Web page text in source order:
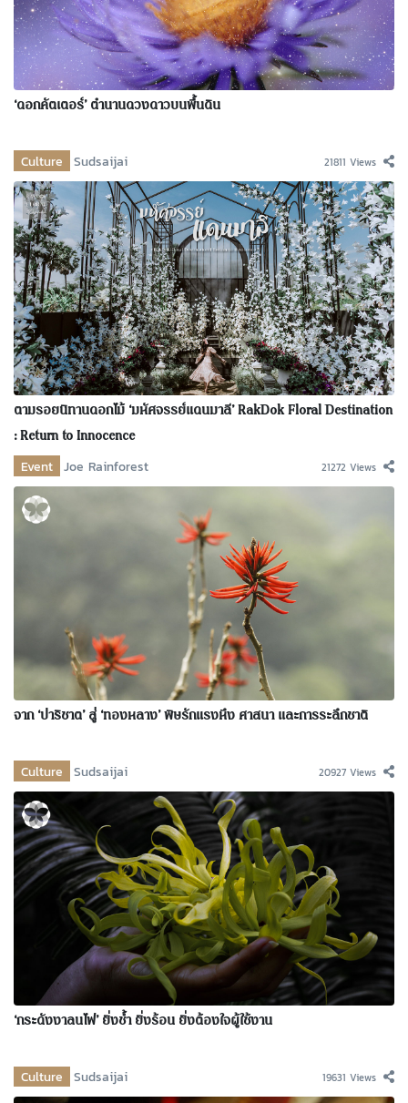
‘ดอกคัตเตอร์’ ตำนานดวงดาวบนพื้นดิน
Culture Sudsaijai 21811 Views
ตามรอยนิทานดอกไม้ ‘มหัศจรรย์แดนมาลี’ RakDok Floral Destination
: Return to Innocence
Event Joe Rainforest 21272 Views
จาก ‘ปาริชาต’ สู่ ‘ทองหลาง’ พิษรักแรงหึง ศาสนา และการระลึกชาติ
Culture Sudsaijai 20927 Views
‘กระดังงาลนไฟ’ ยิ่งช้ำ ยิ่งร้อน ยิ่งต้องใจผู้ใช้งาน
Culture Sudsaijai 19631 Views